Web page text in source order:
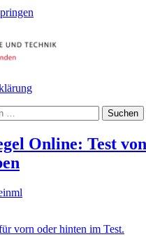
von und über
Online: Test
ml
vorn oder hinten im Test.